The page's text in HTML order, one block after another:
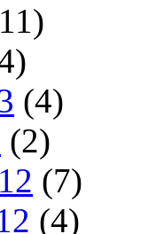
(4)
(2)
(7)
(4)